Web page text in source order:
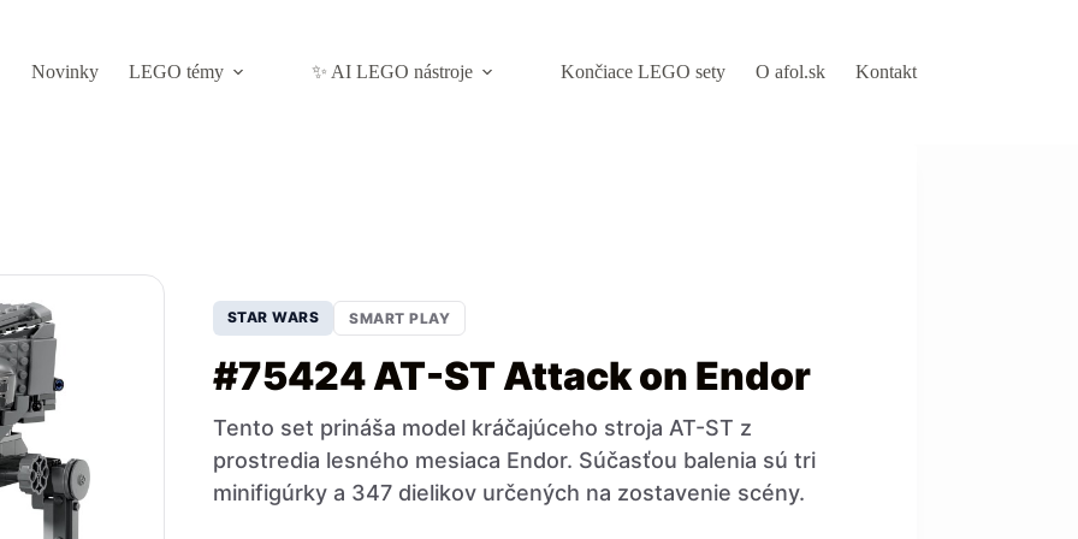
Novinky
LEGO témy ✨ AI LEGO nástroje Končiace LEGO sety O afol.sk Kontakt
STAR WARS SMART PLAY
#75424 AT-ST Attack on Endor
Tento set prináša model kráčajúceho stroja AT-ST z
prostredia lesného mesiaca Endor. Súčasťou balenia sú tri
minifigúrky a 347 dielikov určených na zostavenie scény.